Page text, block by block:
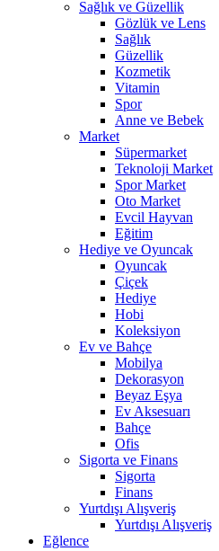
Sağlık ve Güzellik
Gözlük ve Lens
Sağlık
Güzellik
Kozmetik
Vitamin
Spor
Anne ve Bebek
Market
Süpermarket
Teknoloji Market
Spor Market
Oto Market
Evcil Hayvan
Eğitim
Hediye ve Oyuncak
Oyuncak
Çiçek
Hediye
Hobi
Koleksiyon
Ev ve Bahçe
Mobilya
Dekorasyon
Beyaz Eşya
Ev Aksesuarı
Bahçe
Ofis
Sigorta ve Finans
Sigorta
Finans
Yurtdışı Alışveriş
Yurtdışı Alışveriş
Eğlence